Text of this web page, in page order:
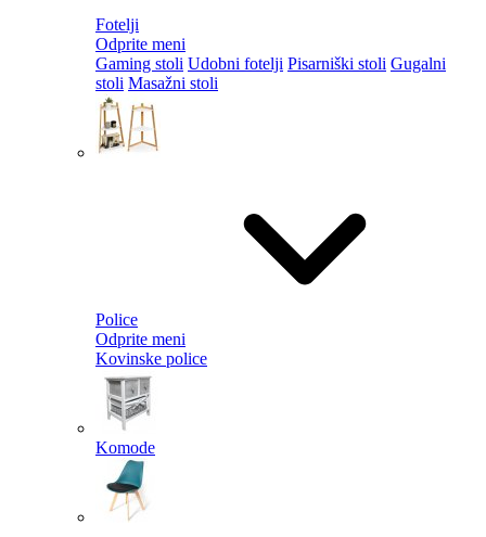
Fotelji
Odprite meni
Gaming stoli Udobni fotelji Pisarniški stoli Gugalni
stoli Masažni stoli
Police
Odprite meni
Kovinske police
Komode